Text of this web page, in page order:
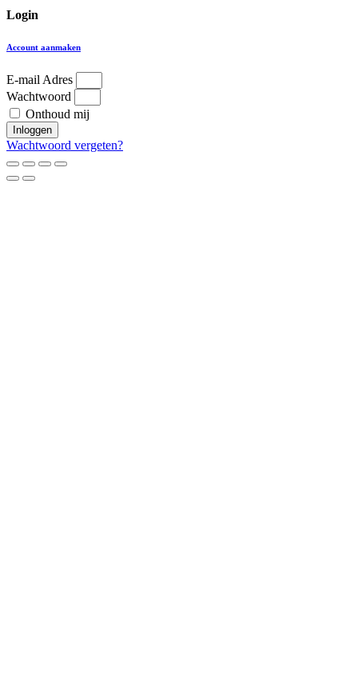
Login
Account aanmaken
E-mail Adres
Wachtwoord
Onthoud mij
Inloggen
Wachtwoord vergeten?